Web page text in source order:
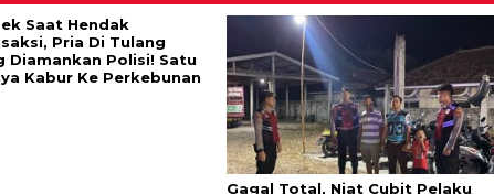
Saat Hendak
Pria Di Tulang
Diamankan Polisi! Satu
Kabur Ke Perkebunan
Gagal Total, Niat Cubit Pelaku